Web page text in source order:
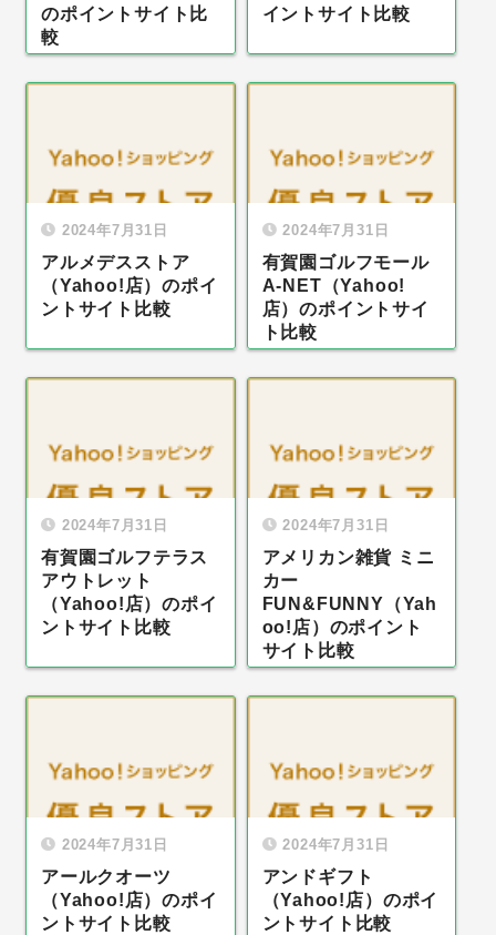
のポイントサイト比
較
イントサイト比較
2024年7月31日
アルメデスストア
（Yahoo!店）のポイ
ントサイト比較
2024年7月31日
有賀園ゴルフモール
A-NET（Yahoo!
店）のポイントサイ
ト比較
2024年7月31日
有賀園ゴルフテラス
アウトレット
（Yahoo!店）のポイ
ントサイト比較
2024年7月31日
アメリカン雑貨 ミニ
カー
FUN&FUNNY（Yah
oo!店）のポイント
サイト比較
2024年7月31日
アールクオーツ
（Yahoo!店）のポイ
ントサイト比較
2024年7月31日
アンドギフト
（Yahoo!店）のポイ
ントサイト比較